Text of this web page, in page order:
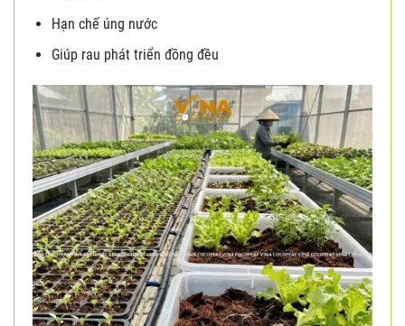
Hạn chế úng nước
Giúp rau phát triển đồng đều